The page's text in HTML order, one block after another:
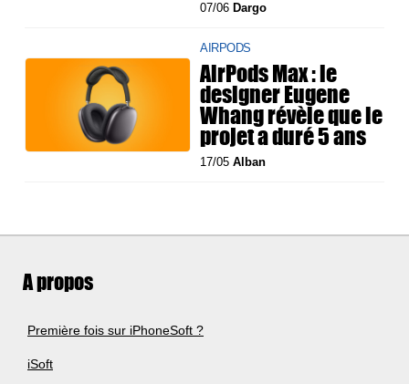
07/06 Dargo
AIRPODS
AirPods Max : le
designer Eugene
Whang révèle que le
projet a duré 5 ans
17/05Alban
A propos
Première fois sur iPhoneSoft ?
iSoft